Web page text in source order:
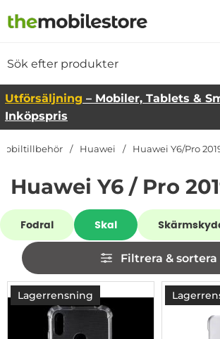
Startsidan för Danira
Utförsäljning – Mobiler, Tablets &
Inköpspris
Huawei Huawei Y6/Pro
Huawei Y6 / Pro
Underkategorier
Fodral Skal
Hoppa
över
filtersektionen
Filtrera & sortera
Filtrera & sortera
produktlista
Lagerrensning
-83%